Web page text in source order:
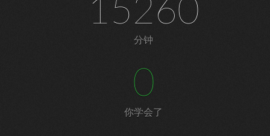
15260
分钟
0
你学会了